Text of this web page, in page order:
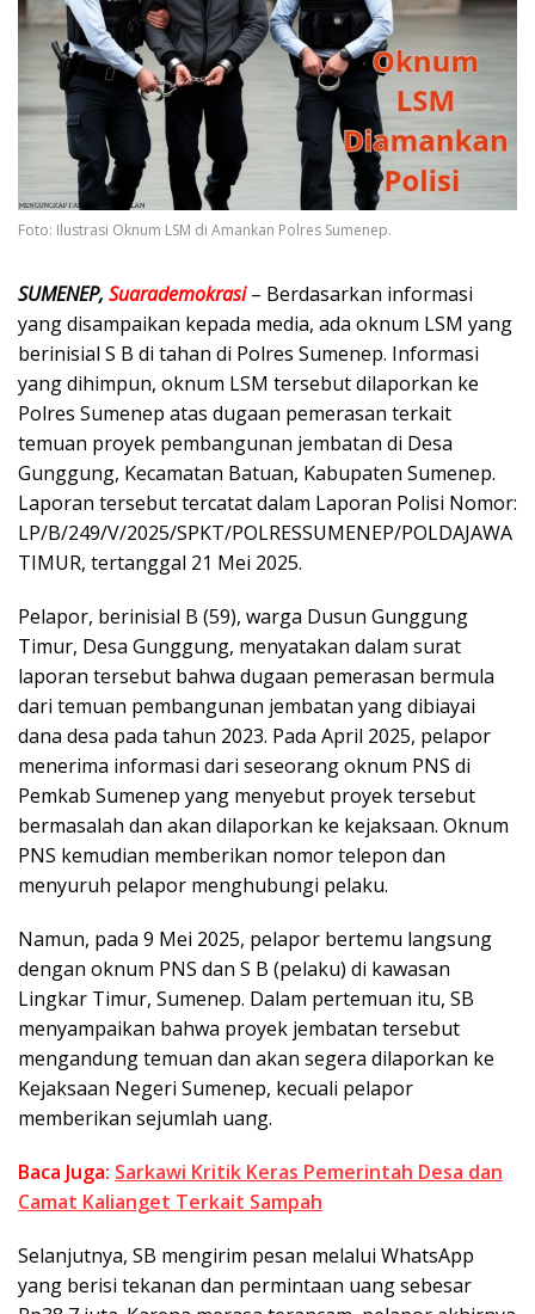
Foto: Ilustrasi Oknum LSM di Amankan Polres Sumenep.
SUMENEP, Suarademokrasi– Berdasarkan informasi
yang disampaikan kepada media, ada oknum LSM yang
berinisial S B di tahan di Polres Sumenep. Informasi
yang dihimpun, oknum LSM tersebut dilaporkan ke
Polres Sumenep atas dugaan pemerasan terkait
temuan proyek pembangunan jembatan di Desa
Gunggung, Kecamatan Batuan, Kabupaten Sumenep.
Laporan tersebut tercatat dalam Laporan Polisi Nomor:
LP/B/249/V/2025/SPKT/POLRESSUMENEP/POLDAJAWA
TIMUR, tertanggal 21 Mei 2025.
Pelapor, berinisial B (59), warga Dusun Gunggung
Timur, Desa Gunggung, menyatakan dalam surat
laporan tersebut bahwa dugaan pemerasan bermula
dari temuan pembangunan jembatan yang dibiayai
dana desa pada tahun 2023. Pada April 2025, pelapor
menerima informasi dari seseorang oknum PNS di
Pemkab Sumenep yang menyebut proyek tersebut
bermasalah dan akan dilaporkan ke kejaksaan. Oknum
PNS kemudian memberikan nomor telepon dan
menyuruh pelapor menghubungi pelaku.
Namun, pada 9 Mei 2025, pelapor bertemu langsung
dengan oknum PNS dan S B (pelaku) di kawasan
Lingkar Timur, Sumenep. Dalam pertemuan itu, SB
menyampaikan bahwa proyek jembatan tersebut
mengandung temuan dan akan segera dilaporkan ke
Kejaksaan Negeri Sumenep, kecuali pelapor
memberikan sejumlah uang.
Baca Juga: Sarkawi Kritik Keras Pemerintah Desa dan
Camat Kalianget Terkait Sampah
Selanjutnya, SB mengirim pesan melalui WhatsApp
yang berisi tekanan dan permintaan uang sebesar